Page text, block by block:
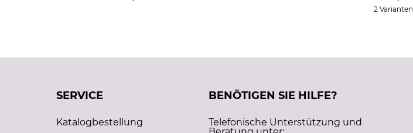
2 Varianten
SERVICE
Katalogbestellung
BENÖTIGEN SIE HILFE?
Telefonische Unterstützung und